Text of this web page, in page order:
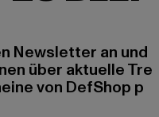
Newsletter an und
über aktuelle Tre
von DefShop p